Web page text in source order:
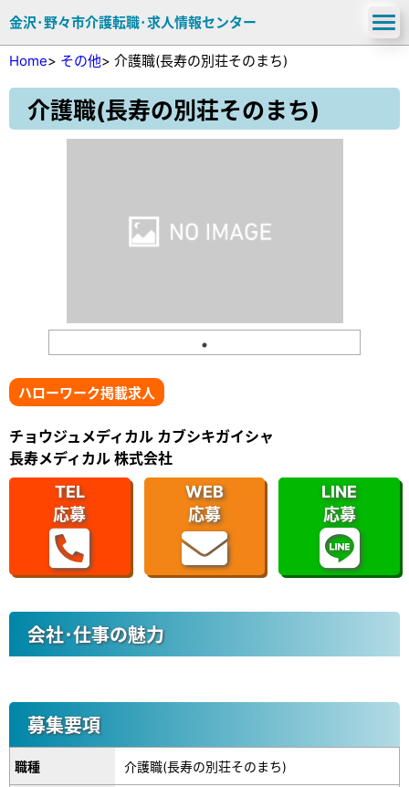
金沢･野々市介護転職･求人情報センター
Home> その他> 介護職(長寿の別荘そのまち)
介護職(長寿の別荘そのまち)
ハローワーク掲載求人
チョウジュメディカル カブシキガイシャ
長寿メディカル 株式会社
TEL
応募
WEB
応募
LINE
応募
会社･仕事の魅力
募集要項
職種 介護職(長寿の別荘そのまち)